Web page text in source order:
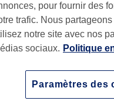
30 minMa
pour fournir des
trafic. Nous
notre site avec nos
sociaux. Politique
Paramètres des